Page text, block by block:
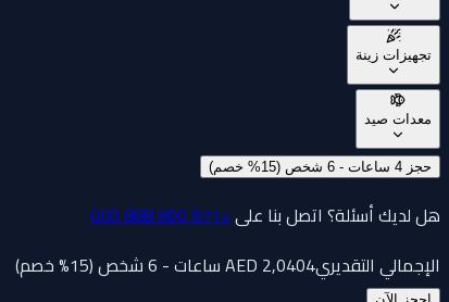
تجهيزات زينة
معدات صيد
حجز 4 ساعات - 6 شخص (15% خصم)
هل لديك أسئلة؟ اتصل بنا على+971 800 888 000
الإجمالي التقديري
AED 2,0404 ساعات - 6 شخص (15% خصم)